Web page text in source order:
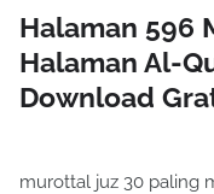
Halaman 596
Halaman Al-
Download
murottal juz 30 paling